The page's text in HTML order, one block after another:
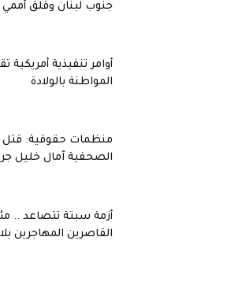
جنوب لبنان وقلق أممي
أوامر تنفيذية أمريكية
المواطنة بالولادة
منظمات حقوقية: قتل
الصحفية آمال خليل
أزمة سبتة تتصاعد ..
القاصرين المهاجرين